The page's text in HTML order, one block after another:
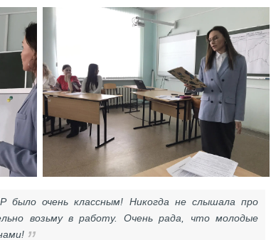
было очень классным! Никогда не слышала про
возьму в работу. Очень рада, что молодые